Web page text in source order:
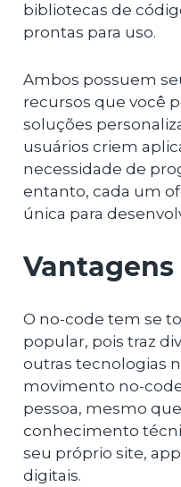
bibliotecas de
prontas para uso.
Ambos possuem
recursos que você
soluções
usuários criem
necessidade de
entanto, cada um
única para
O no-code tem se
popular, pois traz
outras tecnologias
movimento no-
pessoa, mesmo
conhecimento
seu próprio site,
digitais.